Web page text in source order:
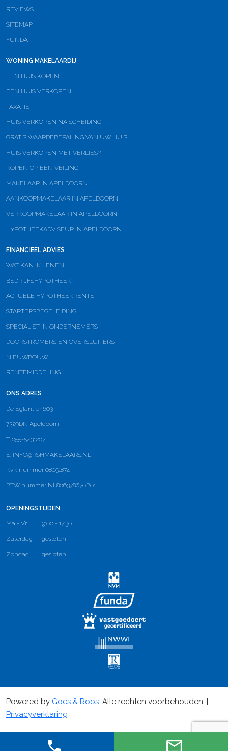
REVIEWS
SITEMAP
FUNDA
WONING MAKELAARDIJ
EEN HUIS KOPEN
EEN HUIS VERKOPEN
TAXATIE
HUIS VERKOPEN NA SCHEIDING
GRATIS WAARDEBEPALING VAN UW HUIS
HUIS VERKOPEN MET VERLIES?
KOPEN OP EEN VEILING
MAKELAAR IN APELDOORN
AANKOOPMAKELAAR IN APELDOORN
VERKOOPMAKELAAR IN APELDOORN
HYPOTHEEKADVISEUR IN APELDOORN
FINANCIEEL ADVIES
WAT KAN IK LENEN
BEDRIJFSHYPOTHEEK
ACTUELE HYPOTHEEKRENTE
STARTERSBEGELEIDING
SPECIALIST IN ONDERNEMERS
DOORSTROMERS EN OVERSLUITERS
NIEUWBOUW
RENTEMIDDELING
ONS ADRES
De Eglantier 603
7329DN Apeldoorn
T. 055-5431207
E. INFO@RSHMAKELAARS.NL
KvK nummer 08051874
BTW nummer NL806378670B01
OPENINGSTIJDEN
Ma - Vr 9:00 - 17:30
Zaterdag gesloten
Zondag gesloten
Powered by Goes & Roos. Alle rechten voorbehouden. |
Privacyverklaring